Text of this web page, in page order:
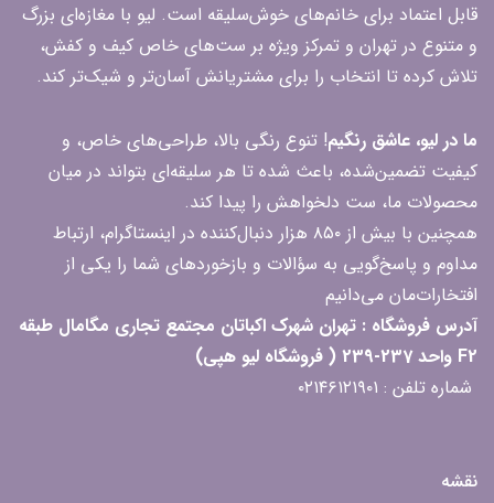
قابل اعتماد برای خانم‌های خوش‌سلیقه است. لیو با مغازه‌ای بزرگ
و متنوع در تهران و تمرکز ویژه بر ست‌های خاص کیف و کفش،
تلاش کرده تا انتخاب را برای مشتریانش آسان‌تر و شیک‌تر کند.
ما در لیو، عاشق رنگیم! تنوع رنگی بالا، طراحی‌های خاص، و
کیفیت تضمین‌شده، باعث شده تا هر سلیقه‌ای بتواند در میان
محصولات ما، ست دلخواهش را پیدا کند.
همچنین با بیش از ۸۵۰ هزار دنبال‌کننده در اینستاگرام، ارتباط
مداوم و پاسخ‌گویی به سؤالات و بازخوردهای شما را یکی از
افتخارات‌مان می‌دانیم
آدرس فروشگاه : تهران شهرک اکباتان مجتمع تجاری مگامال طبقه
F2 واحد 237-239 ( فروشگاه لیو هپی)
شماره تلفن : ۰۲۱۴۶۱۲۱۹۰۱
نقشه